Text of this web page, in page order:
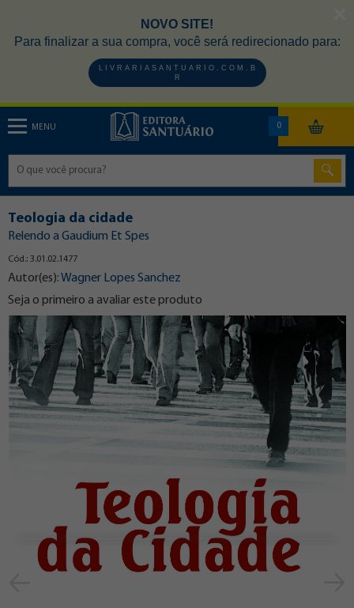
NOVO SITE!
Para finalizar a sua compra, você será redirecionado para:
L I V R A R I A S A N T U A R I O . C O M . B
R
MENU 0
Teologia da cidade
Relendo a Gaudium Et Spes
Cód.: 3.01.02.1477
Autor(es):Wagner Lopes Sanchez
Seja o primeiro a avaliar este produto